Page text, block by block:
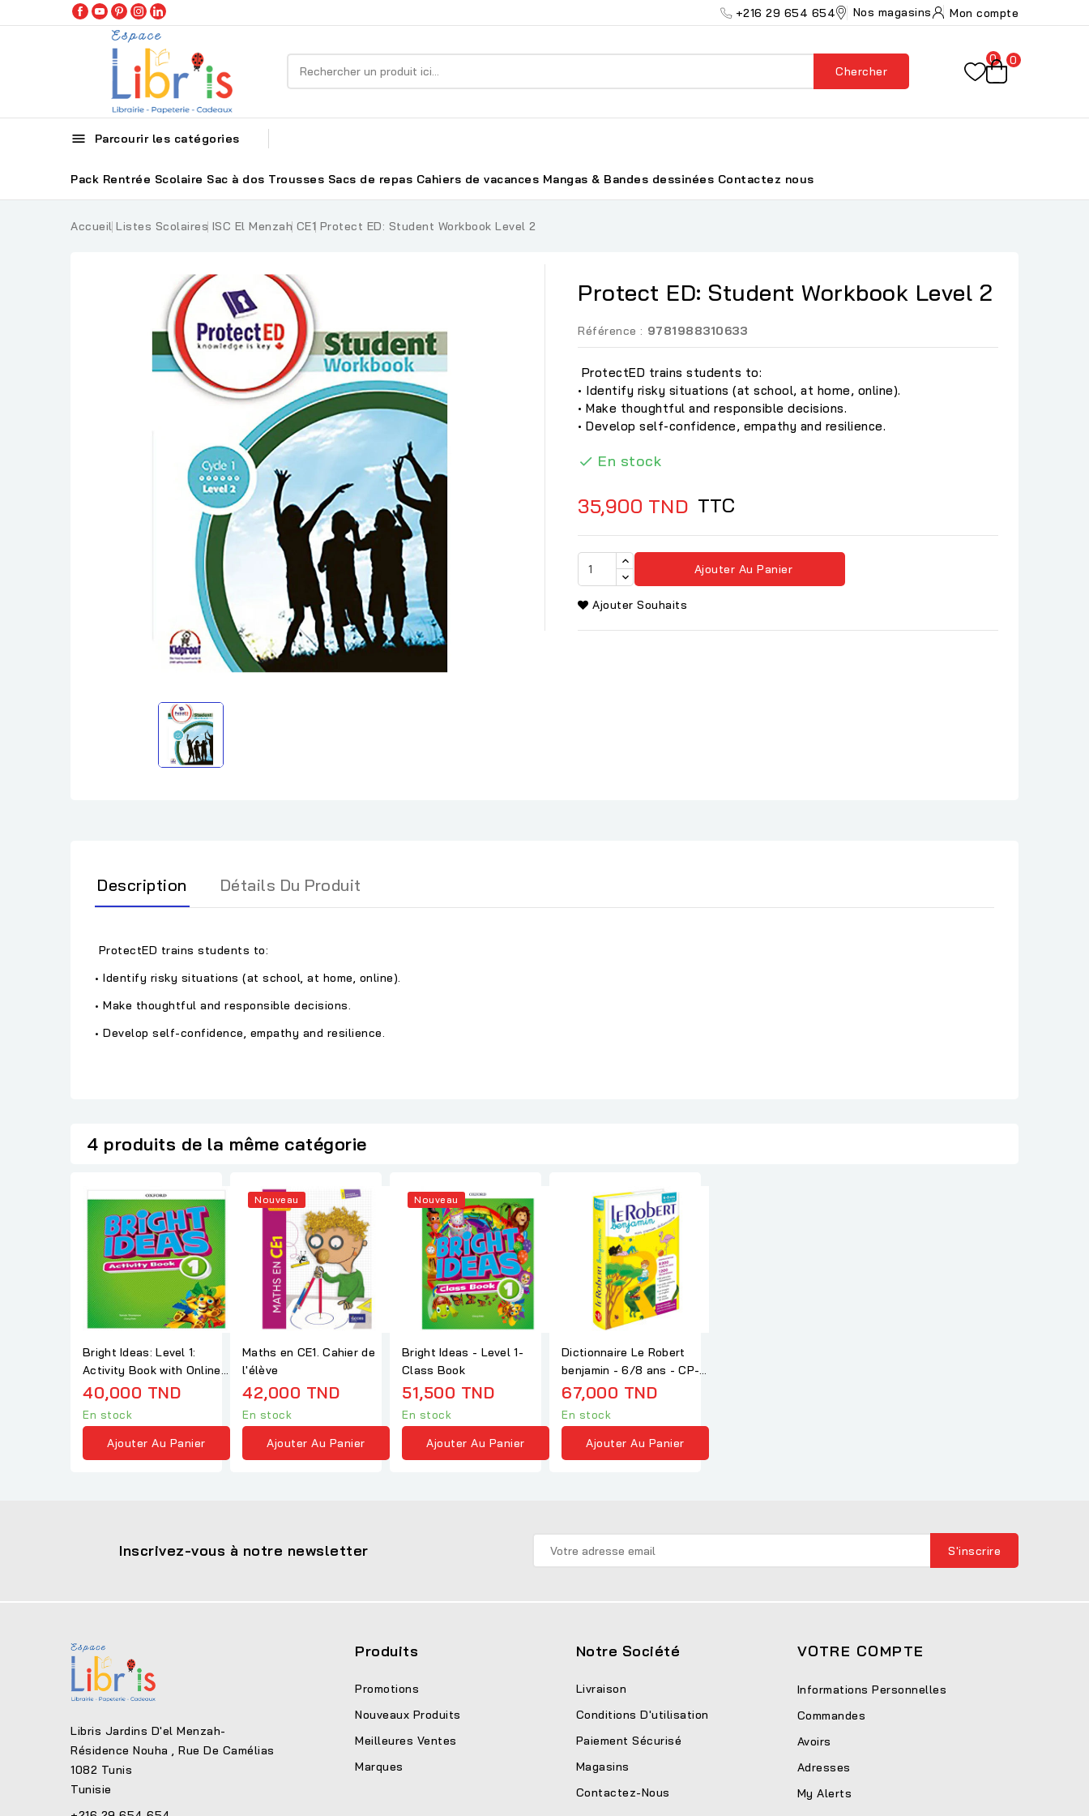
+216 29 654 654 Nos magasins Mon compte
Chercher
0 0
 Parcourir les catégories
Pack Rentrée Scolaire Sac à dos Trousses Sacs de repas Cahiers de vacances Mangas & Bandes dessinées Contactez nous
Accueil Listes Scolaires ISC El Menzah CE1 Protect ED: Student Workbook Level 2
Protect ED: Student Workbook Level 2
Référence : 9781988310633
ProtectED trains students to:
• Identify risky situations (at school, at home, online).
• Make thoughtful and responsible decisions.
• Develop self-confidence, empathy and resilience.
 En stock
35,900 TND TTC
Ajouter Au Panier
Ajouter Souhaits
Description Détails Du Produit
ProtectED trains students to:
• Identify risky situations (at school, at home, online).
• Make thoughtful and responsible decisions.
• Develop self-confidence, empathy and resilience.
4 produits de la même catégorie
Bright Ideas: Level 1:
Activity Book with Online
Practice
40,000 TND
En stock
Ajouter Au Panier
Nouveau
Maths en CE1. Cahier de
l'élève
42,000 TND
En stock
Ajouter Au Panier
Nouveau
Bright Ideas - Level 1-
Class Book
51,500 TND
En stock
Ajouter Au Panier
Dictionnaire Le Robert
benjamin - 6/8 ans - CP-
CE1-CE2
67,000 TND
En stock
Ajouter Au Panier
Inscrivez-vous à notre newsletter
Libris Jardins D'el Menzah-
Résidence Nouha , Rue De Camélias
1082 Tunis
Tunisie
Produits
Promotions
Nouveaux Produits
Meilleures Ventes
Marques
Notre Société
Livraison
Conditions D'utilisation
Paiement Sécurisé
Magasins
Contactez-Nous
VOTRE COMPTE
Informations Personnelles
Commandes
Avoirs
Adresses
My Alerts